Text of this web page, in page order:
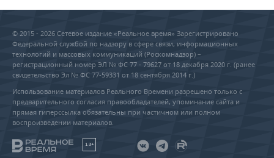
© 2015 - 2026 Сетевое издание «Реальное время» Зарегистрировано
Федеральной службой по надзору в сфере связи, информационных
технологий и массовых коммуникаций (Роскомнадзор) –
регистрационный номер ЭЛ № ФС 77 - 79627 от 18 декабря 2020 г. (ранее
свидетельство Эл № ФС 77-59331 от 18 сентября 2014 г.)
Использование материалов Реального Времени разрешено только с
предварительного согласия правообладателей, упоминание сайта и
прямая гиперссылка обязательны при частичном или полном
воспроизведении материалов.
18+